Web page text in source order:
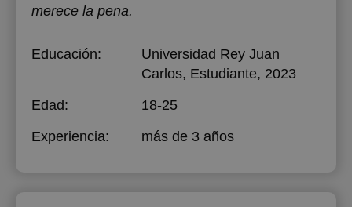
merece la pena.
Educación:
Universidad Rey Juan
Carlos, Estudiante, 2023
Edad:
18-25
Experiencia:
más de 3 años